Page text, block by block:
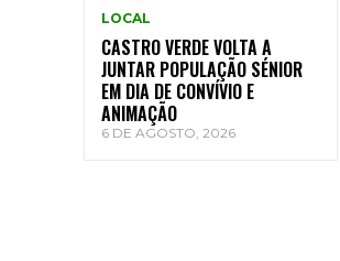
LOCAL
CASTRO VERDE VOLTA A
JUNTAR POPULAÇÃO SÉNIOR
EM DIA DE CONVÍVIO E
ANIMAÇÃO
6 DE AGOSTO, 2026